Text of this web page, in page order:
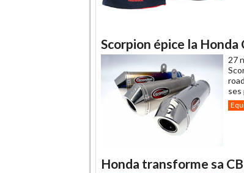
Scorpion épice la Honda
27
Honda transforme sa